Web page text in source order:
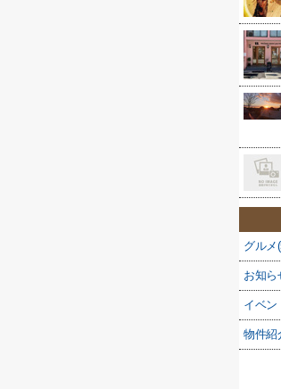
グルメ
お知ら
イベン
物件紹